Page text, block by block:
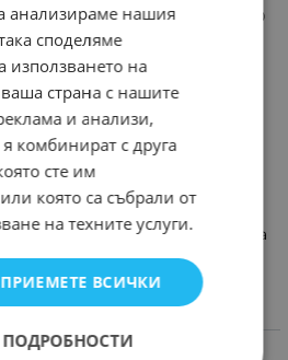
гнездо тип шуко и с кабел 10
3x1,5mm2; H05VV-F
50Hz
на електрически
към електрическата
анализираме нашия
споделяме
използването на
страна с нашите
и анализи,
комбинират с друга
сте им
която са събрали от
на техните услуги.
ПРИЕМЕТЕ ВСИЧКИ
ПОДРОБНОСТИ